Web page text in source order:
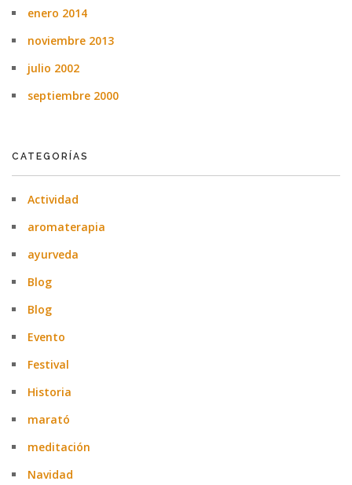
enero 2014
noviembre 2013
julio 2002
septiembre 2000
CATEGORÍAS
Actividad
aromaterapia
ayurveda
Blog
Blog
Evento
Festival
Historia
marató
meditación
Navidad